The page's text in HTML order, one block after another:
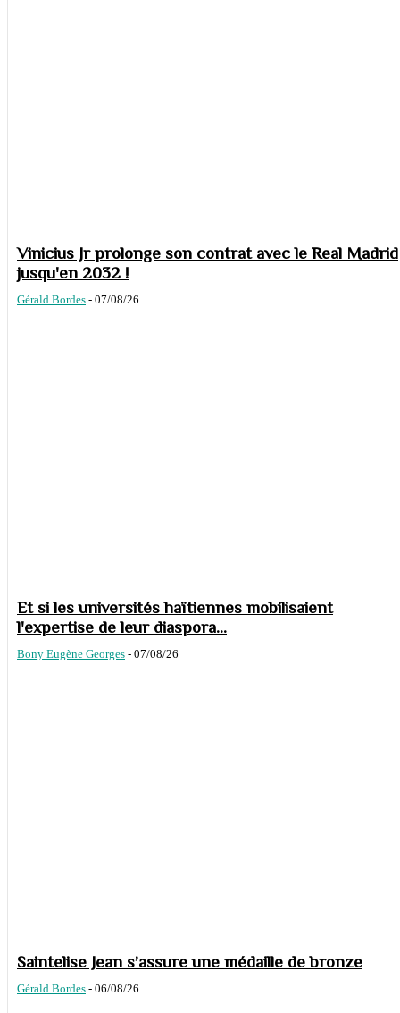
Vinicius Jr prolonge son contrat avec le Real Madrid
jusqu'en 2032 !
Gérald Bordes - 07/08/26
Et si les universités haïtiennes mobilisaient
l'expertise de leur diaspora...
Bony Eugène Georges - 07/08/26
Saintelise Jean s’assure une médaille de bronze
Gérald Bordes - 06/08/26